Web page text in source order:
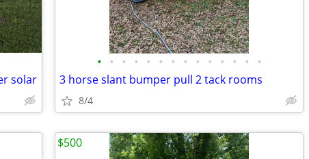
solar
• • • • • • • • • • • • • •
3 horse slant bumper pull 2 tack rooms
8/4
$500